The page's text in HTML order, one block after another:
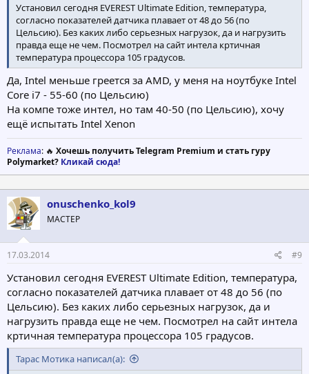
Установил сегодня EVEREST Ultimate Edition, температура,
согласно показателей датчика плавает от 48 до 56 (по
Цельсию). Без каких либо серьезных нагрузок, да и нагрузить
правда еще не чем. Посмотрел на сайт интела кртичная
температура процессора 105 градусов.
Да, Intel меньше греется за AMD, у меня на ноутбуке Intel
Core i7 - 55-60 (по Цельсию)
На компе тоже интел, но там 40-50 (по Цельсию), хочу
ещё испытать Intel Xenon
Реклама: 🔥 Хочешь получить Telegram Premium и стать гуру
Polymarket? Кликай сюда!
onuschenko_kol9
МАСТЕР
17.03.2014 #9
Установил сегодня EVEREST Ultimate Edition, температура,
согласно показателей датчика плавает от 48 до 56 (по
Цельсию). Без каких либо серьезных нагрузок, да и
нагрузить правда еще не чем. Посмотрел на сайт интела
кртичная температура процессора 105 градусов.
Тарас Мотика написал(а):